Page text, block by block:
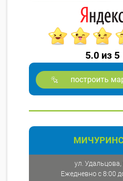
5.0 из 5
построить
ул. Удальцова,
Ежедневно с 8:00